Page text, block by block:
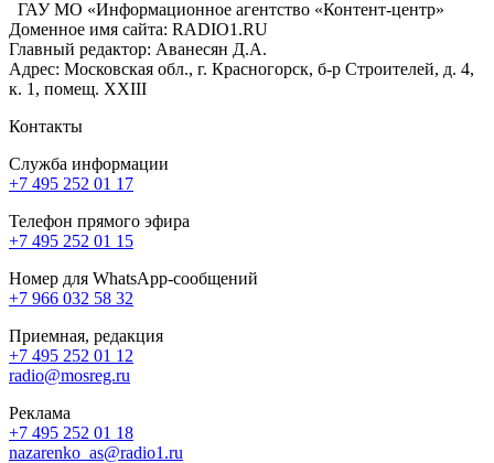
ГАУ МО «Информационное агентство «Контент-центр»
Доменное имя сайта: RADIO1.RU
Главный редактор: Аванесян Д.А.
Адрес: Московская обл., г. Красногорск, б-р Строителей, д. 4,
к. 1, помещ. XXIII
Контакты
Служба информации
+7 495 252 01 17
Телефон прямого эфира
+7 495 252 01 15
Номер для WhatsApp-сообщений
+7 966 032 58 32
Приемная, редакция
+7 495 252 01 12
radio@mosreg.ru
Реклама
+7 495 252 01 18
nazarenko_as@radio1.ru